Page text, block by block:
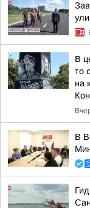
В
то
на
В